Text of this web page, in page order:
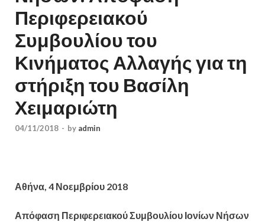
Περιφερειακού
Συμβουλίου του
Κινήματος Αλλαγής για τη
στήριξη του Βασίλη
Χειμαριώτη
04/11/2018 - by admin
Αθήνα, 4 Νοεμβρίου 2018
Απόφαση Περιφερειακού Συμβουλίου Ιονίων Νήσων